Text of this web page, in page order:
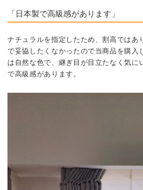
「日本製で高級感があります」
ナチュラルを指定したため、割高ではあ
で妥協したくなかったので当商品を購入
は自然な色で、継ぎ目が目立たなく気に
で高級感があります。